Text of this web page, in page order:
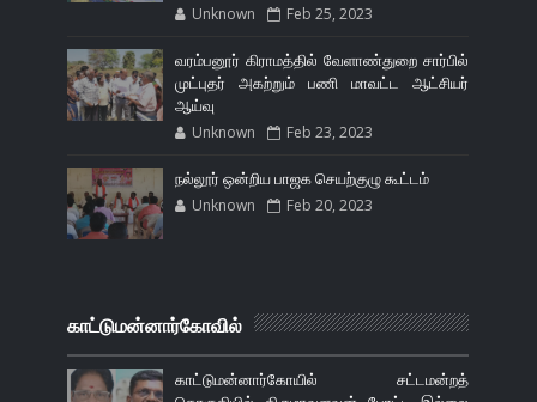
Unknown Feb 25, 2023
வரம்பனூர் கிராமத்தில் வேளாண்துறை சார்பில்
முட்புதர் அகற்றும் பணி மாவட்ட ஆட்சியர்
ஆய்வு
Unknown Feb 23, 2023
நல்லூர் ஒன்றிய பாஜக செயற்குழு கூட்டம்
Unknown Feb 20, 2023
காட்டுமன்னார்கோவில்
காட்டுமன்னார்கோயில் சட்டமன்றத்